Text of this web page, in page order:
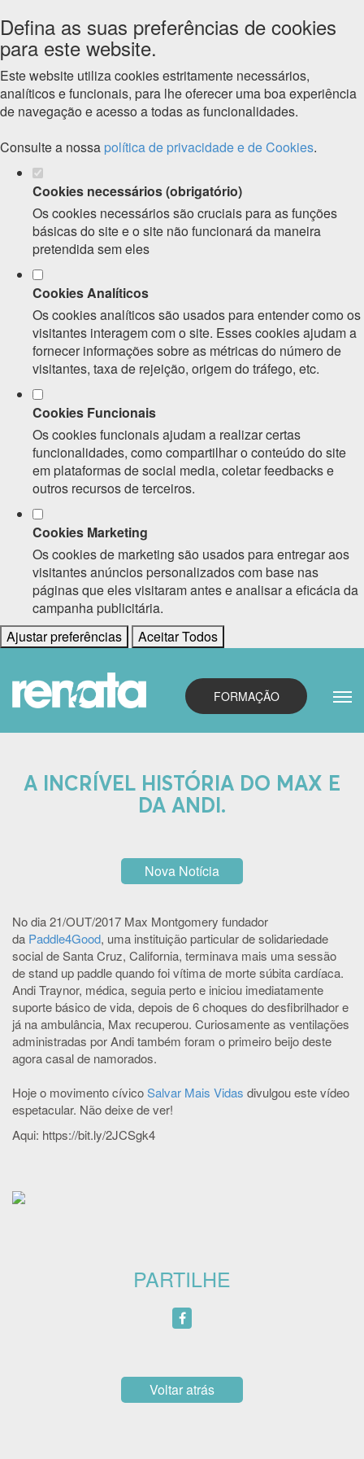
Defina as suas preferências de cookies
para este website.
Este website utiliza cookies estritamente necessários,
analíticos e funcionais, para lhe oferecer uma boa experiência
de navegação e acesso a todas as funcionalidades.
Consulte a nossa política de privacidade e de Cookies.
Cookies necessários (obrigatório)
Os cookies necessários são cruciais para as funções
básicas do site e o site não funcionará da maneira
pretendida sem eles
Cookies Analíticos
Os cookies analíticos são usados para entender como os
visitantes interagem com o site. Esses cookies ajudam a
fornecer informações sobre as métricas do número de
visitantes, taxa de rejeição, origem do tráfego, etc.
Cookies Funcionais
Os cookies funcionais ajudam a realizar certas
funcionalidades, como compartilhar o conteúdo do site
em plataformas de social media, coletar feedbacks e
outros recursos de terceiros.
Cookies Marketing
Os cookies de marketing são usados para entregar aos
visitantes anúncios personalizados com base nas
páginas que eles visitaram antes e analisar a eficácia da
campanha publicitária.
Ajustar preferências
Aceitar Todos
FORMAÇÃO
A INCRÍVEL HISTÓRIA DO MAX E
DA ANDI.
Nova Notícia
No dia 21/OUT/2017 Max Montgomery fundador
da Paddle4Good, uma instituição particular de solidariedade
social de Santa Cruz, California, terminava mais uma sessão
de stand up paddle quando foi vítima de morte súbita cardíaca.
Andi Traynor, médica, seguia perto e iniciou imediatamente
suporte básico de vida, depois de 6 choques do desfibrilhador e
já na ambulância, Max recuperou. Curiosamente as ventilações
administradas por Andi também foram o primeiro beijo deste
agora casal de namorados.
Hoje o movimento cívicoSalvar Mais Vidas divulgou este vídeo
espetacular. Não deixe de ver!
Aqui: https://bit.ly/2JCSgk4
PARTILHE
Voltar atrás